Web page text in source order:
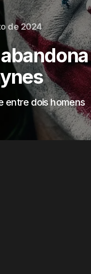
de 2024
entre dois homens